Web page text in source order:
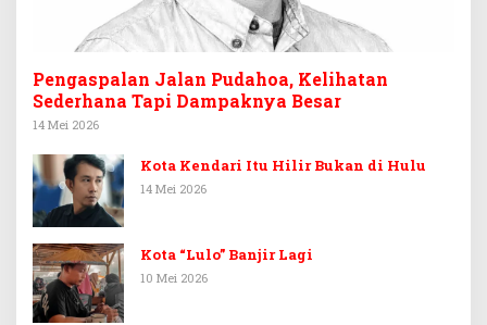
Pengaspalan Jalan Pudahoa, Kelihatan
Sederhana Tapi Dampaknya Besar
14 Mei 2026
Kota Kendari Itu Hilir Bukan di Hulu
14 Mei 2026
Kota “Lulo” Banjir Lagi
10 Mei 2026